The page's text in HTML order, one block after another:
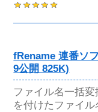
fRename 連番ソ
9公開 825K)
ファイル名一括
を付けたファイ